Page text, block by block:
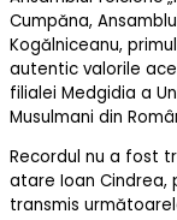
Cumpăna,
Kogălniceanu,
autentic valorile
filialei Medgidia a
Musulmani din
Recordul nu a fost
atare Ioan Cindrea,
transmis